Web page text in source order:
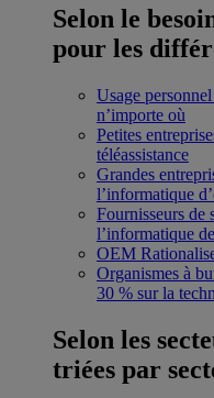
Selon le
pour les
Usage personnel
n’importe où
Petites
téléassistance
Grandes
l’informatique
Fournisseurs de
l’informatique
OEM
Organismes à
30 % sur la
Selon les
triées par